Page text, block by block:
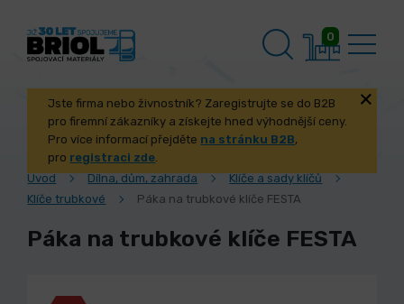
0
Jste firma nebo živnostník? Zaregistrujte se do B2B
pro firemní zákazníky a získejte hned výhodnější ceny.
Pro více informací přejděte na stránku B2B,
pro registraci zde.
Úvod
Dílna, dům, zahrada
Klíče a sady klíčů
Klíče trubkové
Páka na trubkové klíče FESTA
Páka na trubkové klíče FESTA